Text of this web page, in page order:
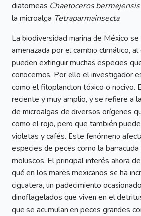
diatomeas Chaetoceros bermejensis
la microalga Tetraparmainsecta.
La biodiversidad marina de México
amenazada por el cambio climático,
pueden extinguir muchas especies
conocemos. Por ello el investigador
como el fitoplancton tóxico o nocivo.
reciente y muy amplio, y se refiere a
de microalgas de diversos orígenes
como el rojo, pero que también
violetas y cafés. Este fenómeno
especies de peces como la barracuda
moluscos. El principal interés ahora
qué en los mares mexicanos se ha
ciguatera, un padecimiento
dinoflagelados que viven en el
que se acumulan en peces grandes